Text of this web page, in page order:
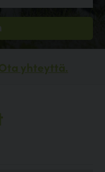
yhteyttä.